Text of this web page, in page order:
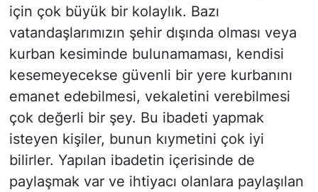
için çok büyük bir kolaylık. Bazı
vatandaşlarımızın şehir dışında olması veya
kurban kesiminde bulunamaması, kendisi
kesemeyecekse güvenli bir yere kurbanını
emanet edebilmesi, vekaletini verebilmesi
çok değerli bir şey. Bu ibadeti yapmak
isteyen kişiler, bunun kıymetini çok iyi
bilirler. Yapılan ibadetin içerisinde de
paylaşmak var ve ihtiyacı olanlara paylaşılan